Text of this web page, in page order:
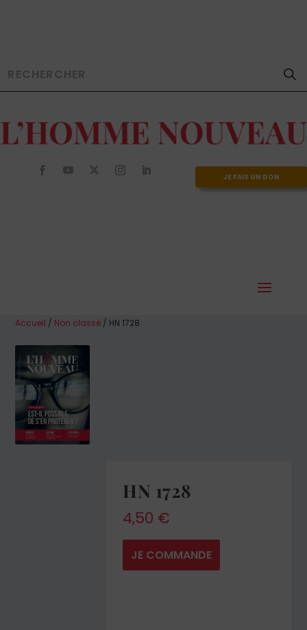
JE FAIS UN DON
Accueil / Non classé / HN 1728
HN 1728
4,50 €
JE COMMANDE